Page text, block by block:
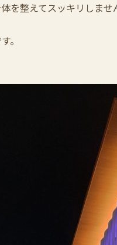
を整えてスッキリしませ
。